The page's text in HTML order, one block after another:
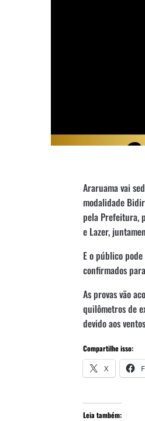
Araruama vai
modalidade
pela Prefeitura,
e Lazer,
E o público
confirmados
As provas vão
quilômetros de
devido aos
Compartilhe isso:
X
Leia também: